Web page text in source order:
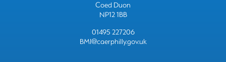
Coed Duon
NP12 1BB
01495 227206
BMI@caerphilly.gov.uk